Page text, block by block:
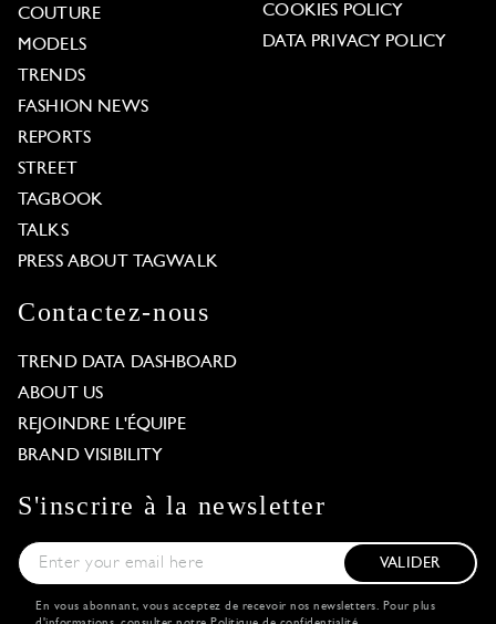
COUTURE
MODELS
TRENDS
FASHION NEWS
REPORTS
STREET
TAGBOOK
TALKS
PRESS ABOUT TAGWALK
COOKIES POLICY
DATA PRIVACY POLICY
Contactez-nous
TREND DATA DASHBOARD
ABOUT US
REJOINDRE L'ÉQUIPE
BRAND VISIBILITY
S'inscrire à la newsletter
VALIDER
En vous abonnant, vous acceptez de recevoir nos newsletters. Pour plus